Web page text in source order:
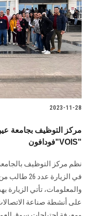
2023-11-28
مركز التوظيف بجامعة
فودافون"VOIS"
نظم مركز التوظيف
في الزيارة
والمعلومات، تأتي
على أنشطة صناعة